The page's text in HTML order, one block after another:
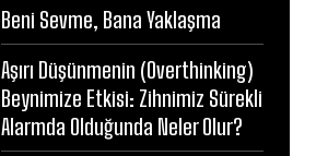
Beni Sevme, Bana Yaklaşma
Aşırı Düşünmenin (Overthinking)
Beynimize Etkisi: Zihnimiz Sürekli
Alarmda Olduğunda Neler Olur?